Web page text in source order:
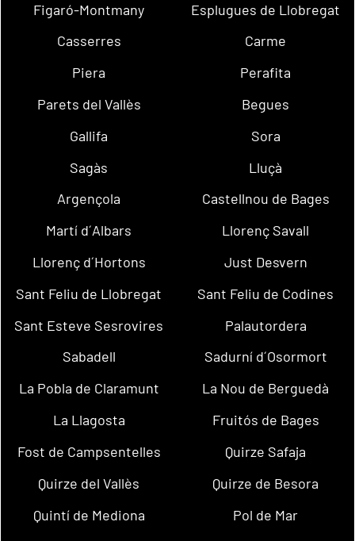
Figaró-Montmany
Esplugues de Llobregat
Casserres
Carme
Piera
Perafita
Parets del Vallès
Begues
Gallifa
Sora
Sagàs
Lluçà
Argençola
Castellnou de Bages
Martí d´Albars
Llorenç Savall
Llorenç d´Hortons
Just Desvern
Sant Feliu de Llobregat
Sant Feliu de Codines
Sant Esteve Sesrovires
Palautordera
Sabadell
Sadurní d´Osormort
La Pobla de Claramunt
La Nou de Berguedà
La Llagosta
Fruitós de Bages
Fost de Campsentelles
Quirze Safaja
Quirze del Vallès
Quirze de Besora
Quintí de Mediona
Pol de Mar